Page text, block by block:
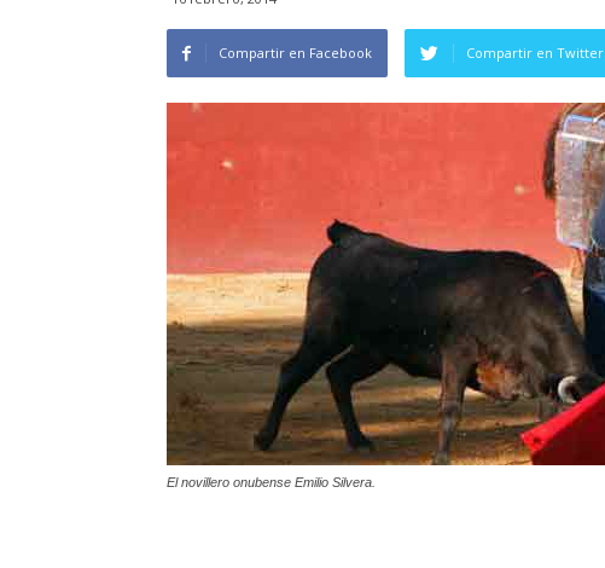
Compartir en Facebook Compartir en Twitter
El novillero onubense Emilio Silvera.